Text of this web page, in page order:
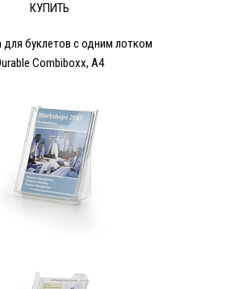
КУПИТЬ
для буклетов с одним лотком
Combiboxx, А4